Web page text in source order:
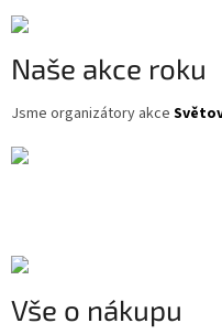
Naše akce roku
Jsme organizátory akce
Vše o nákupu